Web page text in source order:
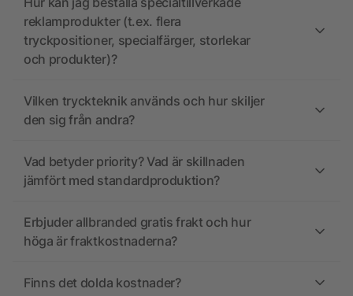
reklamprodukter (t.ex. flera
tryckpositioner, specialfärger, storlekar
och produkter)?
Vilken tryckteknik används och hur skiljer
den sig från andra?
Vad betyder priority? Vad är skillnaden
jämfört med standardproduktion?
Erbjuder allbranded gratis frakt och hur
höga är fraktkostnaderna?
Finns det dolda kostnader?